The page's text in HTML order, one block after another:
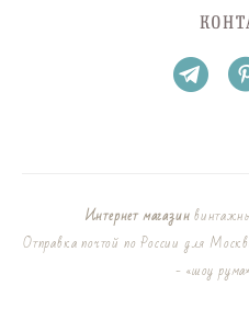
Интернет магазин
Отправка почтой по России для
- «шоу